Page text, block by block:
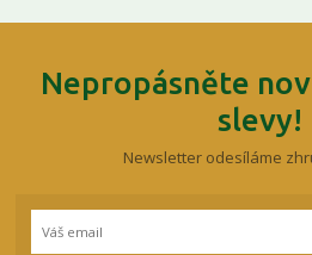
Nepropásněte
slevy!
Newsletter odesíláme